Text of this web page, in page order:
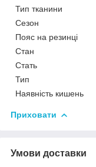
Тип тканини
Сезон
Пояс на резинці
Стан
Стать
Тип
Наявність кишень
Приховати
Умови доставки